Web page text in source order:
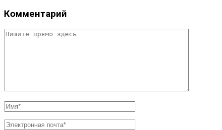
Комментарий